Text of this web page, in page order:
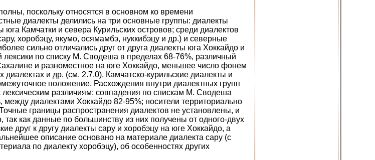
поскольку относятся в основном ко времени
диалекты делились на три основные группы: диалекты
Камчатки и севера Курильских островов; среди диалектов
хоробэцу, якумо, осямамбэ, нуккибэцу и др.) и северные
сильно отличались друг от друга диалекты юга Хоккайдо и
по списку М. Сводеша в пределах 68-76%, различный
и разноместное на юге Хоккайдо, меньшее число фонем
диалектах и др. (см. 2.7.0). Камчатско-курильские диалекты и
положение. Расхождения внутри диалектных групп
различиям: совпадения по спискам М. Сводеша
диалектами Хоккайдо 82-95%; носители территориально
границы распространения диалектов не установлены, и
как данные по большинству из них получены от одного-двух
друг к другу диалекты сару и хоробэцу на юге Хоккайдо, а
описание основано на материале диалекта сару (с
по диалекту хоробэцу), об особенностях других